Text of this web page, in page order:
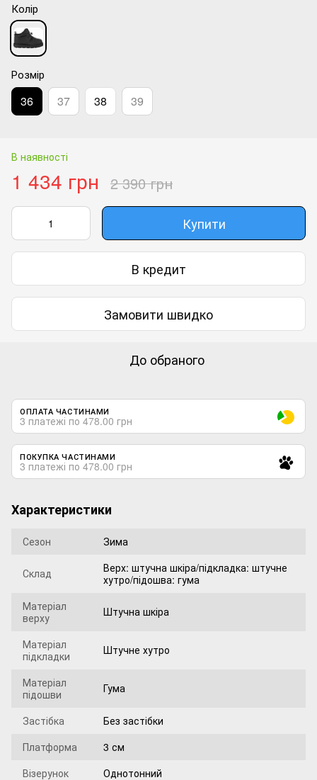
Колір
Розмір
36 37 38 39
В наявності
1 434 грн 2 390 грн
Купити
В кредит
Замовити швидко
До обраного
ОПЛАТА ЧАСТИНАМИ
3 платежі по 478.00 грн
ПОКУПКА ЧАСТИНАМИ
3 платежі по 478.00 грн
Характеристики
Сезон Зима
Склад
Верх: штучна шкіра/підкладка: штучне
хутро/підошва: гума
Матеріал
верху
Штучна шкіра
Матеріал
підкладки
Штучне хутро
Матеріал
підошви
Гума
Застібка
Без застібки
Платформа
3 см
Візерунок
Однотонний